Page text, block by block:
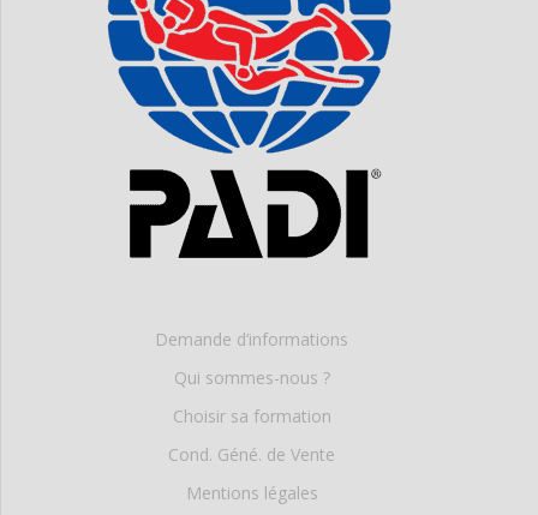
Demande d’informations
Qui sommes-nous ?
Choisir sa formation
Cond. Géné. de Vente
Mentions légales